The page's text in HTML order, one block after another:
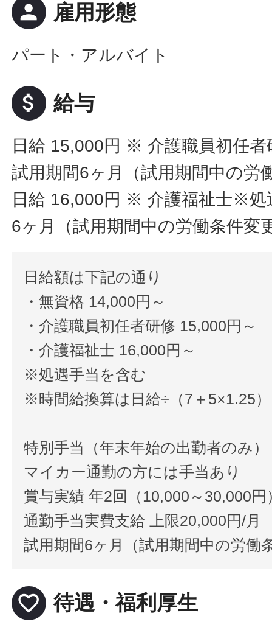
person 雇用形態
パート・アルバイト
attach_money 給与
日給 15,000円 ※ 介護職員初任
試用期間6ヶ月（試用期間中の労
日給 16,000円 ※ 介護福祉士※処
6ヶ月（試用期間中の労働条件変
日給額は下記の通り
・無資格 14,000円～
・介護職員初任者研修 15,000円～
・介護福祉士 16,000円～
※処遇手当を含む
※時間給換算は日給÷（7＋5×1.25）
特別手当（年末年始の出勤者のみ）
マイカー通勤の方には手当あり
賞与実績 年2回（10,000～30,000円
通勤手当実費支給 上限20,000円/月
試用期間6ヶ月（試用期間中の労働
favorite_border 待遇・福利厚生